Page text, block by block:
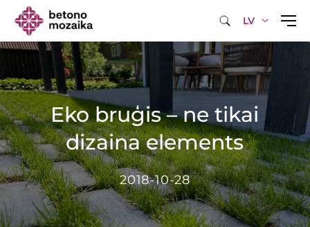
LV
Eko bruģis – ne tikai
dizaina elements
2018-10-28